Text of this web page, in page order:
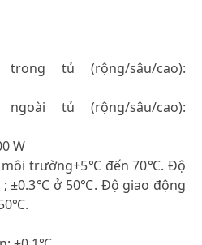
tủ (rộng/sâu/cao):
tủ (rộng/sâu/cao):
W
môi trường+5℃ đến 70℃. Độ
±0.3℃ ở 50℃. Độ giao động